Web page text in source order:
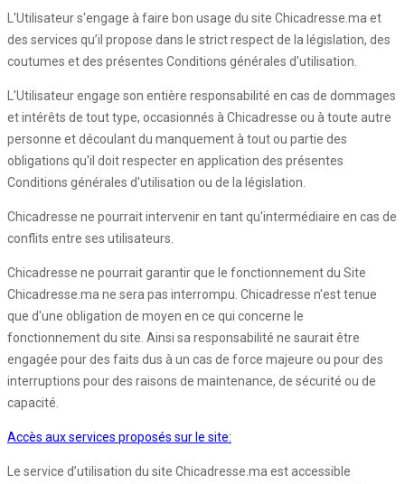
L'Utilisateur s'engage à faire bon usage du site Chicadresse.ma et
des services qu’il propose dans le strict respect de la législation, des
coutumes et des présentes Conditions générales d'utilisation.
L'Utilisateur engage son entière responsabilité en cas de dommages
et intérêts de tout type, occasionnés à Chicadresse ou à toute autre
personne et découlant du manquement à tout ou partie des
obligations qu'il doit respecter en application des présentes
Conditions générales d'utilisation ou de la législation.
Chicadresse ne pourrait intervenir en tant qu'intermédiaire en cas de
conflits entre ses utilisateurs.
Chicadresse ne pourrait garantir que le fonctionnement du Site
Chicadresse.ma ne sera pas interrompu. Chicadresse n'est tenue
que d'une obligation de moyen en ce qui concerne le
fonctionnement du site. Ainsi sa responsabilité ne saurait être
engagée pour des faits dus à un cas de force majeure ou pour des
interruptions pour des raisons de maintenance, de sécurité ou de
capacité.
Accès aux services proposés sur le site:
Le service d’utilisation du site Chicadresse.ma est accessible